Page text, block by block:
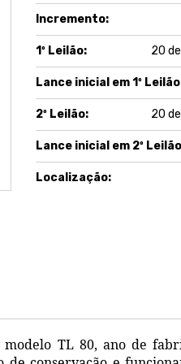
Incremento:
1º Leilão: 20
Lance inicial em 1º
2º Leilão: 20
Lance inicial em 2º
Localização:
TL 80, ano de